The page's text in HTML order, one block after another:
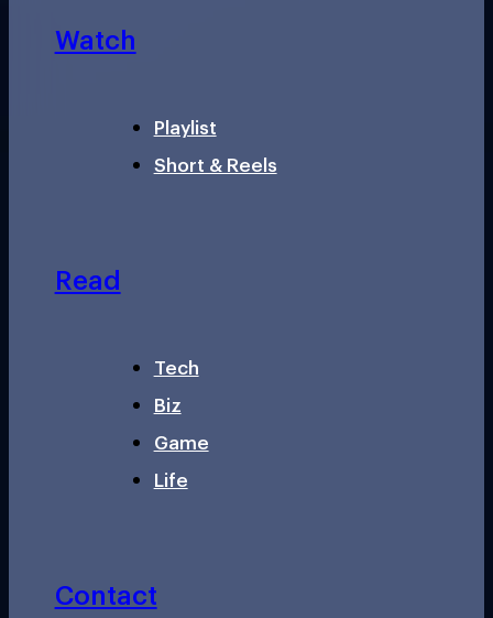
Watch
Playlist
Short & Reels
Read
Tech
Biz
Game
Life
Contact